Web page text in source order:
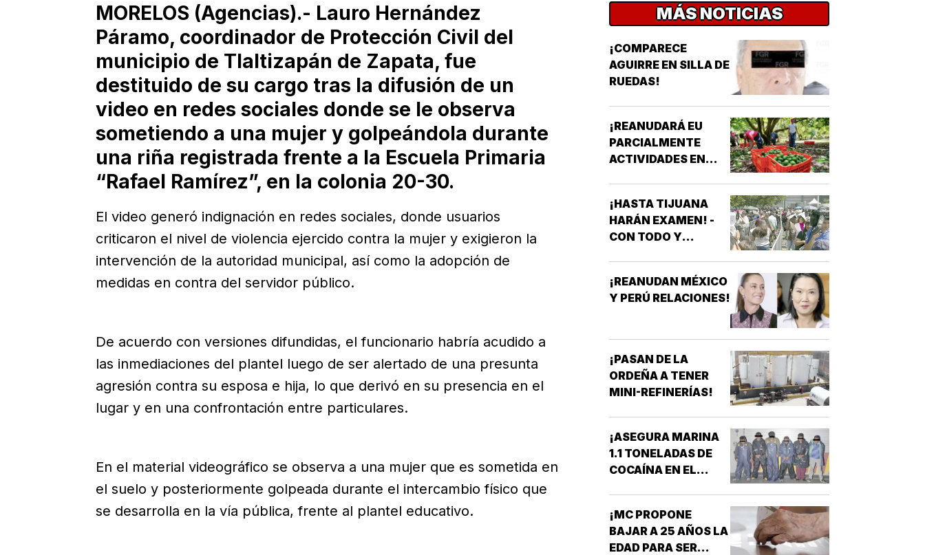
MORELOS (Agencias).- Lauro Hernández
Páramo, coordinador de Protección Civil del
municipio de Tlaltizapán de Zapata, fue
destituido de su cargo tras la difusión de un
video en redes sociales donde se le observa
sometiendo a una mujer y golpeándola durante
una riña registrada frente a la Escuela Primaria
“Rafael Ramírez”, en la colonia 20-30.
El video generó indignación en redes sociales, donde usuarios
criticaron el nivel de violencia ejercido contra la mujer y exigieron la
intervención de la autoridad municipal, así como la adopción de
medidas en contra del servidor público.
De acuerdo con versiones difundidas, el funcionario habría acudido a
las inmediaciones del plantel luego de ser alertado de una presunta
agresión contra su esposa e hija, lo que derivó en su presencia en el
lugar y en una confrontación entre particulares.
En el material videográfico se observa a una mujer que es sometida en
el suelo y posteriormente golpeada durante el intercambio físico que
se desarrolla en la vía pública, frente al plantel educativo.
MÁS NOTICIAS
¡COMPARECE
AGUIRRE EN SILLA DE
RUEDAS!
¡REANUDARÁ EU
PARCIALMENTE
ACTIVIDADES EN
¡HASTA TIJUANA
HARÁN EXAMEN! -
CON TODO Y
¡REANUDAN MÉXICO
Y PERÚ RELACIONES!
¡PASAN DE LA
ORDEÑA A TENER
MINI-REFINERÍAS!
¡ASEGURA MARINA
1.1 TONELADAS DE
COCAÍNA EN EL
¡MC PROPONE
BAJAR A 25 AÑOS LA
EDAD PARA SER